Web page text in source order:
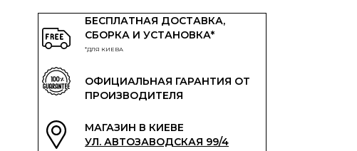
БЕСПЛАТНАЯ ДОСТАВКА,
СБОРКА И УСТАНОВКА*
*ДЛЯ КИЕВА
ОФИЦИАЛЬНАЯ ГАРАНТИЯ ОТ
ПРОИЗВОДИТЕЛЯ
МАГАЗИН В КИЕВЕ
УЛ. АВТОЗАВОДСКАЯ 99/4